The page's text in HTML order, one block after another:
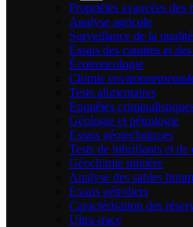
Propriétés avancées des
Analyse agricole
Surveillance de la
Essais des carottes et
Écotoxicologie
Chimie
Tests alimentaires
Enquêtes
Géologie et pétrologie
Essais géotechniques
Tests de lubrifiants et de
Géochimie minière
Analyse des sables
Essais pétroliers
Caractérisation des
Ultra-trace